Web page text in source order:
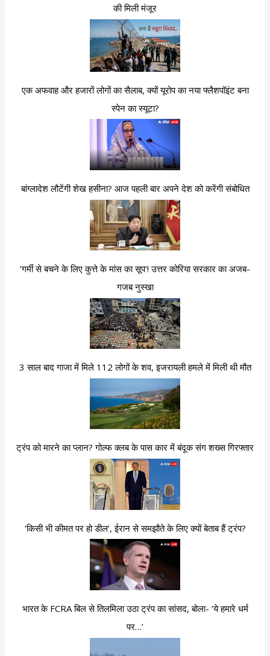
की मिली मंजूर
एक अफवाह और हजारों लोगों का सैलाब, क्यों यूरोप का नया फ्लैशपॉइंट बना
स्पेन का स्यूटा?
बांग्लादेश लौटेंगी शेख हसीना? आज पहली बार अपने देश को करेंगी संबोधित
‘गर्मी से बचने के लिए कुत्ते के मांस का सूप’! उत्तर कोरिया सरकार का अजब-
गजब नुस्खा
3 साल बाद गाजा में मिले 112 लोगों के शव, इजरायली हमले में मिली थी मौत
ट्रंप को मारने का प्लान? गोल्फ क्लब के पास कार में बंदूक संग शख्स गिरफ्तार
‘किसी भी कीमत पर हो डील’, ईरान से समझौते के लिए क्यों बेताब हैं ट्रंप?
भारत के FCRA बिल से तिलमिला उठा ट्रंप का सांसद, बोला- ‘ये हमारे धर्म
पर…’